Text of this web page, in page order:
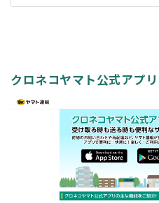
クロネコヤマト公式アプリ